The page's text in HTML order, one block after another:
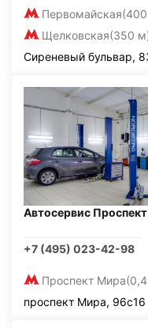
Первомайская
Щелковская(350
Сиреневый бульвар,
Автосервис
+7 (495) 023-42-98
Проспект Мира
проспект Мира, 96с16